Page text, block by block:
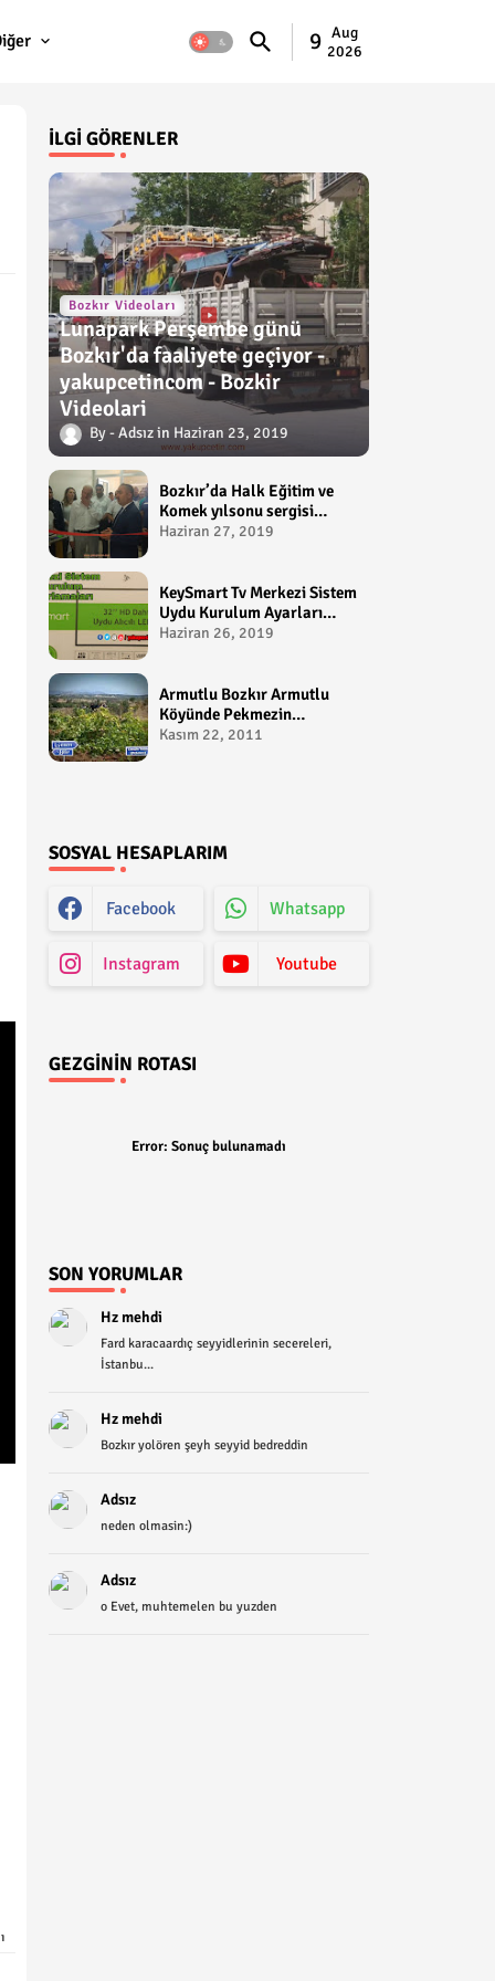
9 Aug
2026
İLGI GÖRENLER
Bozkır Videoları
Lunapark Perşembe günü
Bozkır'da faaliyete geçiyor -
yakupcetincom - Bozkir
Videolari
Adsız Haziran 23, 2019
Bozkır’da Halk Eğitim ve
Komek yılsonu sergisi
gerçekleştirildi-
Haziran 27, 2019
KeySmart Tv Merkezi Sistem
Uydu Kurulum Ayarları
Video anlatım -
Haziran 26, 2019
Armutlu Bozkır Armutlu
Köyünde Pekmezin
Hikayesi:Gezen Bilir Kontv
Kasım 22, 2011
SOSYAL HESAPLARIM
Facebook Whatsapp
Instagram Youtube
GEZGININ ROTASI
Error: Sonuç bulunamadı
SON YORUMLAR
Hz mehdi
Fard karacaardıç seyyidlerinin secereleri,
İstanbu...
Hz mehdi
Bozkır yolören şeyh seyyid bedreddin
Adsız
neden olmasin:)
Adsız
o Evet, muhtemelen bu yuzden